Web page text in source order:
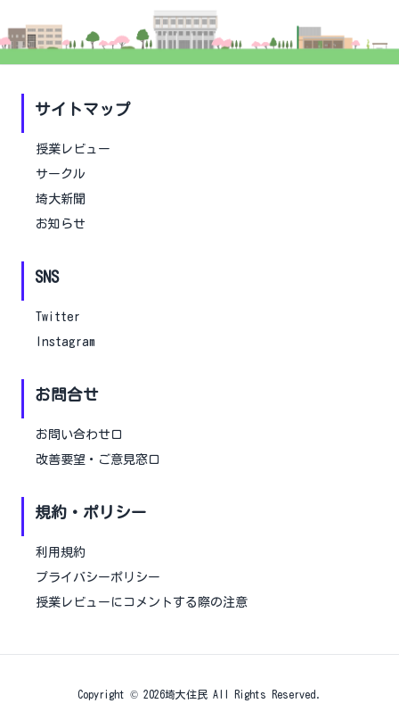
サイトマップ
授業レビュー
サークル
埼大新聞
お知らせ
SNS
Twitter
Instagram
お問合せ
お問い合わせ口
改善要望・ご意見窓口
規約・ポリシー
利用規約
プライバシーポリシー
授業レビューにコメントする際の注意
Copyright © 2026埼大住民 All Rights Reserved.